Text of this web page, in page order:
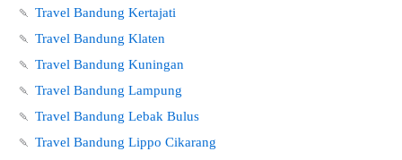
🍡 Travel Bandung Kertajati
🍡 Travel Bandung Klaten
🍡 Travel Bandung Kuningan
🍡 Travel Bandung Lampung
🍡 Travel Bandung Lebak Bulus
🍡 Travel Bandung Lippo Cikarang